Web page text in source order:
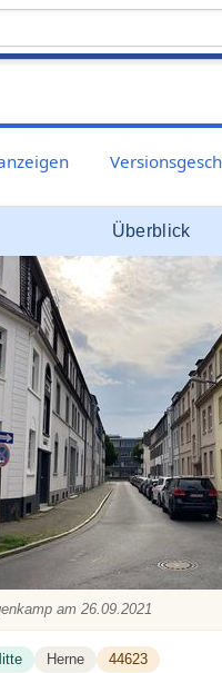
Überblick
am 26.09.2021
Herne 44623